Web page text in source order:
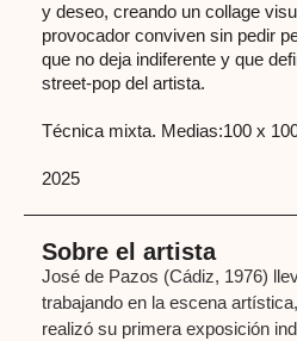
y deseo, creando un collage
provocador conviven sin pedir
que no deja indiferente y que
street-pop del artista.
Técnica mixta. Medias:100 x
2025
Sobre el artista
José de Pazos (Cádiz, 1976)
trabajando en la escena
realizó su primera exposición